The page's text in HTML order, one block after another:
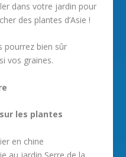
dans votre jardin pour
des plantes d’Asie !
pourrez bien sûr
vos graines.
les plantes
en chine